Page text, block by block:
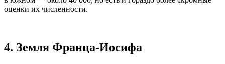
оценки их численности.
4. Земля Франца-Иосифа